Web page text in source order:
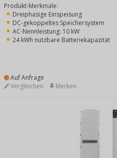
Produkt-Merkmale:
Dreiphasige Einspeisung
DC-gekoppeltes Speichersystem
AC-Nennleistung: 10 kW
24 kWh nutzbare Batteriekapazität
Auf Anfrage
Vergleichen Merken